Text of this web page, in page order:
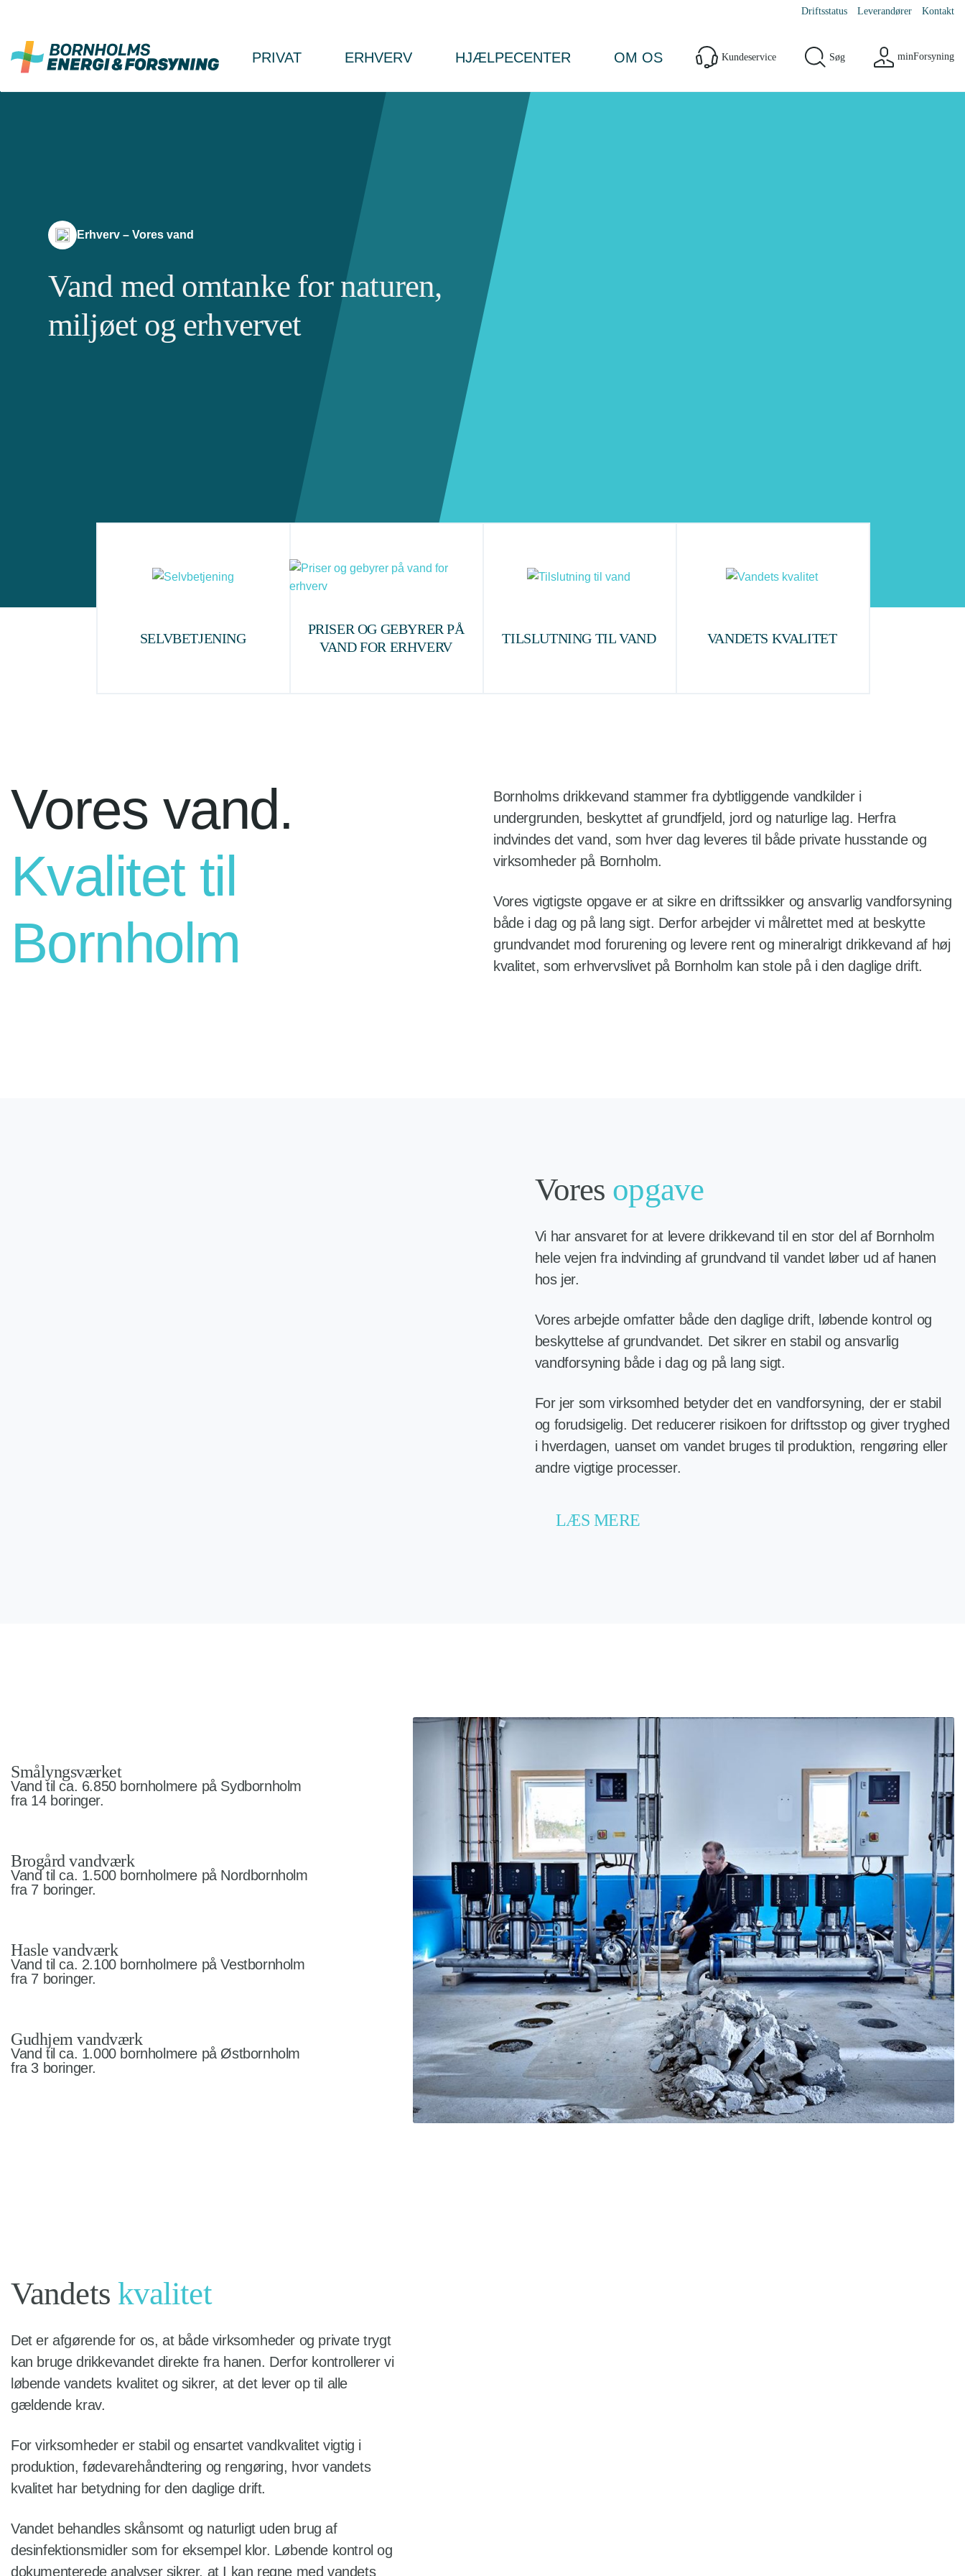
indhold
Driftsstatus Leverandører Kontakt
PRIVAT ERHVERV HJÆLPECENTER OM OS Kundeservice Søg minForsyning
Erhverv – Vores vand
Vand med omtanke for naturen,
miljøet og erhvervet
SELVBETJENING
PRISER OG GEBYRER PÅ
VAND FOR ERHVERV
TILSLUTNING TIL VAND VANDETS KVALITET
Vores vand.
Kvalitet til
Bornholm
Bornholms drikkevand stammer fra dybtliggende vandkilder i
undergrunden, beskyttet af grundfjeld, jord og naturlige lag. Herfra
indvindes det vand, som hver dag leveres til både private husstande og
virksomheder på Bornholm.
Vores vigtigste opgave er at sikre en driftssikker og ansvarlig vandforsyning
både i dag og på lang sigt. Derfor arbejder vi målrettet med at beskytte
grundvandet mod forurening og levere rent og mineralrigt drikkevand af høj
kvalitet, som erhvervslivet på Bornholm kan stole på i den daglige drift.
Vores opgave
Vi har ansvaret for at levere drikkevand til en stor del af Bornholm
hele vejen fra indvinding af grundvand til vandet løber ud af hanen
hos jer.
Vores arbejde omfatter både den daglige drift, løbende kontrol og
beskyttelse af grundvandet. Det sikrer en stabil og ansvarlig
vandforsyning både i dag og på lang sigt.
For jer som virksomhed betyder det en vandforsyning, der er stabil
og forudsigelig. Det reducerer risikoen for driftsstop og giver tryghed
i hverdagen, uanset om vandet bruges til produktion, rengøring eller
andre vigtige processer.
LÆS MERE
Smålyngsværket
Vand til ca. 6.850 bornholmere på Sydbornholm
fra 14 boringer.
Brogård vandværk
Vand til ca. 1.500 bornholmere på Nordbornholm
fra 7 boringer.
Hasle vandværk
Vand til ca. 2.100 bornholmere på Vestbornholm
fra 7 boringer.
Gudhjem vandværk
Vand til ca. 1.000 bornholmere på Østbornholm
fra 3 boringer.
Vandets kvalitet
Det er afgørende for os, at både virksomheder og private trygt
kan bruge drikkevandet direkte fra hanen. Derfor kontrollerer vi
løbende vandets kvalitet og sikrer, at det lever op til alle
gældende krav.
For virksomheder er stabil og ensartet vandkvalitet vigtig i
produktion, fødevarehåndtering og rengøring, hvor vandets
kvalitet har betydning for den daglige drift.
Vandet behandles skånsomt og naturligt uden brug af
desinfektionsmidler som for eksempel klor. Løbende kontrol og
dokumenterede analyser sikrer, at I kan regne med vandets